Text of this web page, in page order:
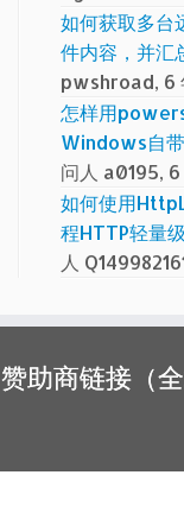
如何获取多台
件内容，并汇
pwshroad, 6
怎样用
Windows自
问人 a0195,
如何使用
程HTTP轻量
人
赞助商链接（全